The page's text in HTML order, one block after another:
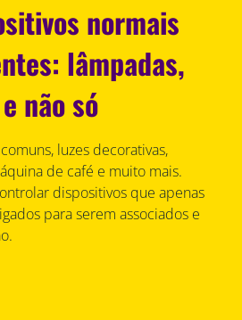
normais
lâmpadas,
não só
luzes decorativas,
de café e muito mais.
dispositivos que apenas
para serem associados e